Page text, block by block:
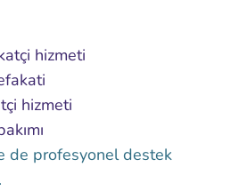
hizmeti
hizmeti
de profesyonel destek